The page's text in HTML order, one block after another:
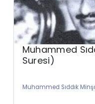
Muhammed
Suresi)
Muhammed Sıddık